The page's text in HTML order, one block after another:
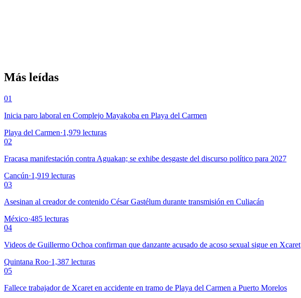
Más leídas
01
Inicia paro laboral en Complejo Mayakoba en Playa del Carmen
Playa del Carmen·1,979 lecturas
02
Fracasa manifestación contra Aguakan; se exhibe desgaste del discurso político para 2027
Cancún·1,919 lecturas
03
Asesinan al creador de contenido César Gastélum durante transmisión en Culiacán
México·485 lecturas
04
Videos de Guillermo Ochoa confirman que danzante acusado de acoso sexual sigue en Xcaret
Quintana Roo·1,387 lecturas
05
Fallece trabajador de Xcaret en accidente en tramo de Playa del Carmen a Puerto Morelos